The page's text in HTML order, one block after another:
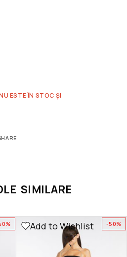
ESTE ÎN STOC ȘI
SIMILARE
-50%
Add to Wishlist